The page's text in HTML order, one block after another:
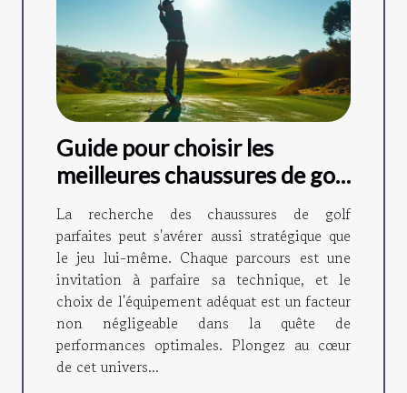
Guide pour choisir les
meilleures chaussures de golf
adaptées à votre style de jeu
La recherche des chaussures de golf
parfaites peut s'avérer aussi stratégique que
le jeu lui-même. Chaque parcours est une
invitation à parfaire sa technique, et le
choix de l'équipement adéquat est un facteur
non négligeable dans la quête de
performances optimales. Plongez au cœur
de cet univers...